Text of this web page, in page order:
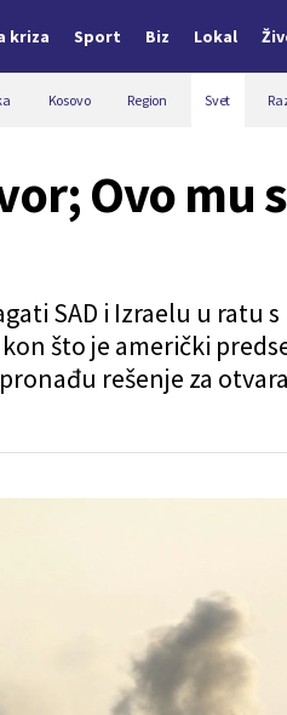
kriza Sport Biz Lokal
Kosovo Region Svet
Ovo mu
SAD i Izraelu u ratu
što je američki
rešenje za